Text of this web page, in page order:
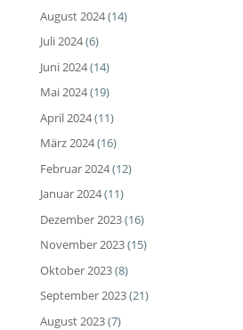
August 2024(14)
Juli 2024(6)
Juni 2024(14)
Mai 2024(19)
April 2024(11)
März 2024(16)
Februar 2024(12)
Januar 2024(11)
Dezember 2023(16)
November 2023(15)
Oktober 2023(8)
September 2023(21)
August 2023(7)